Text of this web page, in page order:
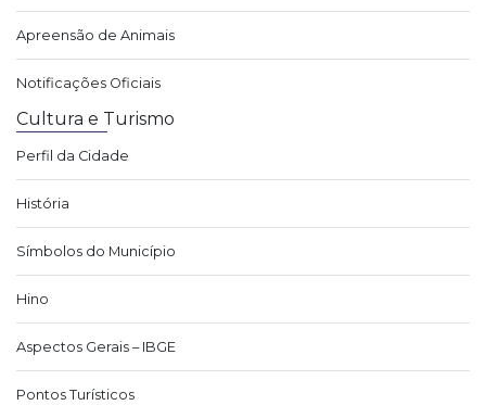
Apreensão de Animais
Notificações Oficiais
Cultura e Turismo
Perfil da Cidade
História
Símbolos do Município
Hino
Aspectos Gerais – IBGE
Pontos Turísticos